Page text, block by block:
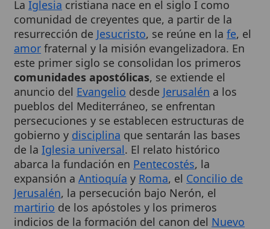
resurrección deJesucristo, se reúne en lafe, el
amorfraternal y la misión evangelizadora. En
este primer siglo se consolidan los primeros
comunidades apostólicas, se extiende el
anuncio delEvangelio desdeJerusaléna los
pueblos del Mediterráneo, se enfrentan
persecuciones y se establecen estructuras de
gobierno ydisciplinaque sentarán las bases
de laIglesia universal . El relato histórico
abarca la fundación enPentecostés, la
expansión a AntioquíayRoma, elConcilio de
Jerusalén, la persecución bajo Nerón, el
martirio de los apóstoles y los primeros
indicios de la formación del canon delNuevo
Testamento .